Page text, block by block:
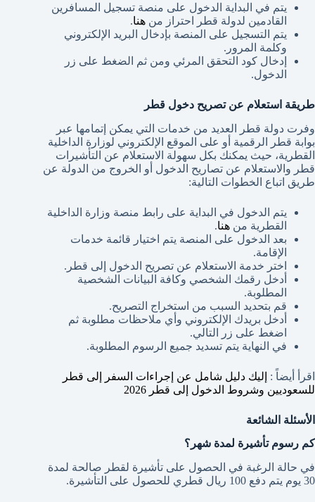
يتم في البداية الدخول على منصة تسجيل المسافرين
القادمين لدولة قطر احتراز من هنا.
يتم التسجيل على المنصة بإدخال البريد الإلكتروني
وكلمة المرور.
إدخال كود التحقق المرئي ومن ثم الضغط على زر
الدخول.
طريقة استعلام عن تصريح دخول قطر
وفرت دولة قطر العديد من خدمات التي يمكن إتمامها عبر
بوابة قطر الرقمية أو على الموقع الإلكتروني لوزارة الداخلية
القطرية، حيث يمكنك بكل سهولة الاستعلام عن التأشيرات
قطر والاستعلام عن تصاريح الدخول أو الخروج من الدولة عن
طريق اتباع الخطوات التالية:
يتم الدخول في البداية على رابط منصة وزارة الداخلية
القطرية من هنا.
بعد الدخول على المنصة يتم اختيار قائمة خدمات
الإقامة.
اختر خدمة الاستعلام عن تصريح الدخول إلى قطر.
أدخل رقمك الشخصي وكافة البيانات الشخصية
المطلوبة.
قم بتحديد السبب من استخراج التصريح.
أدخل بريدك الإلكتروني وأي ملاحظات مطلوبة ثم
اضغط على زر التالي.
في النهاية يتم تسديد جميع الرسوم المطلوبة.
اقرأ أيضاً : إليك دليل شامل عن إجراءات السفر إلى قطر
للسعوديين وشروط الدخول إلى قطر 2026
الأسئلة الشائعة
كم رسوم تأشيرة لمدة شهر؟
في حالة الرغبة في الحصول على تأشيرة لقطر صالحة لمدة
30 يوم يتم دفع 100 ريال قطري للحصول على التأشيرة.